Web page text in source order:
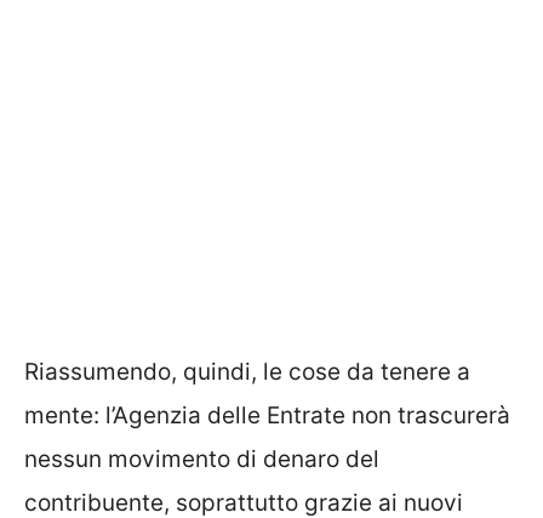
Riassumendo, quindi, le cose da tenere a
mente: l’Agenzia delle Entrate non trascurerà
nessun movimento di denaro del
contribuente, soprattutto grazie ai nuovi